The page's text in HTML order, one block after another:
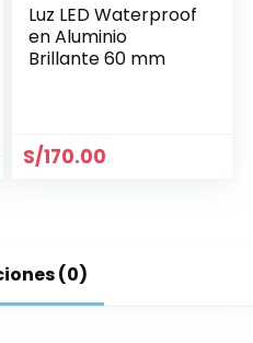
Luz LED Waterproof
en Aluminio
Brillante 60 mm
S/170.00
(0)